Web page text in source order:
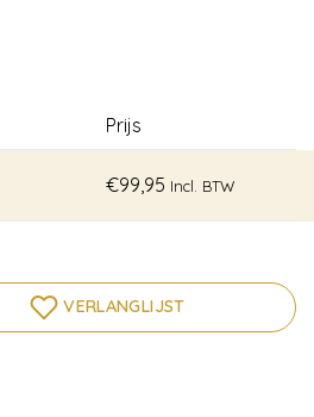
Prijs
€99,95 Incl. BTW
VERLANGLIJST